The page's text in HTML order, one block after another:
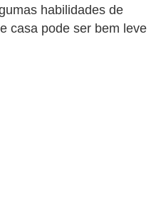
habilidades de
casa pode ser bem leve